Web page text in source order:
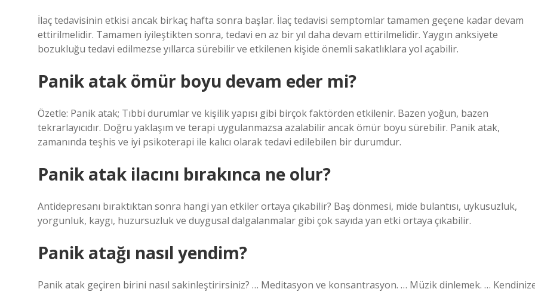
İlaç tedavisinin etkisi ancak birkaç hafta sonra başlar. İlaç tedavisi semptomlar tamamen geçene kadar devam
ettirilmelidir. Tamamen iyileştikten sonra, tedavi en az bir yıl daha devam ettirilmelidir. Yaygın anksiyete
bozukluğu tedavi edilmezse yıllarca sürebilir ve etkilenen kişide önemli sakatlıklara yol açabilir.
Panik atak ömür boyu devam eder mi?
Özetle: Panik atak; Tıbbi durumlar ve kişilik yapısı gibi birçok faktörden etkilenir. Bazen yoğun, bazen
tekrarlayıcıdır. Doğru yaklaşım ve terapi uygulanmazsa azalabilir ancak ömür boyu sürebilir. Panik atak,
zamanında teşhis ve iyi psikoterapi ile kalıcı olarak tedavi edilebilen bir durumdur.
Panik atak ilacını bırakınca ne olur?
Antidepresanı bıraktıktan sonra hangi yan etkiler ortaya çıkabilir? Baş dönmesi, mide bulantısı, uykusuzluk,
yorgunluk, kaygı, huzursuzluk ve duygusal dalgalanmalar gibi çok sayıda yan etki ortaya çıkabilir.
Panik atağı nasıl yendim?
Panik atak geçiren birini nasıl sakinleştirirsiniz? … Meditasyon ve konsantrasyon. … Müzik dinlemek. …